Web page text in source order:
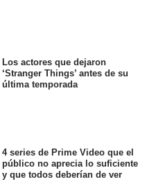
Los actores que dejaron
‘Stranger Things’ antes de su
última temporada
4 series de Prime Video que el
público no aprecia lo suficiente
y que todos deberían de ver